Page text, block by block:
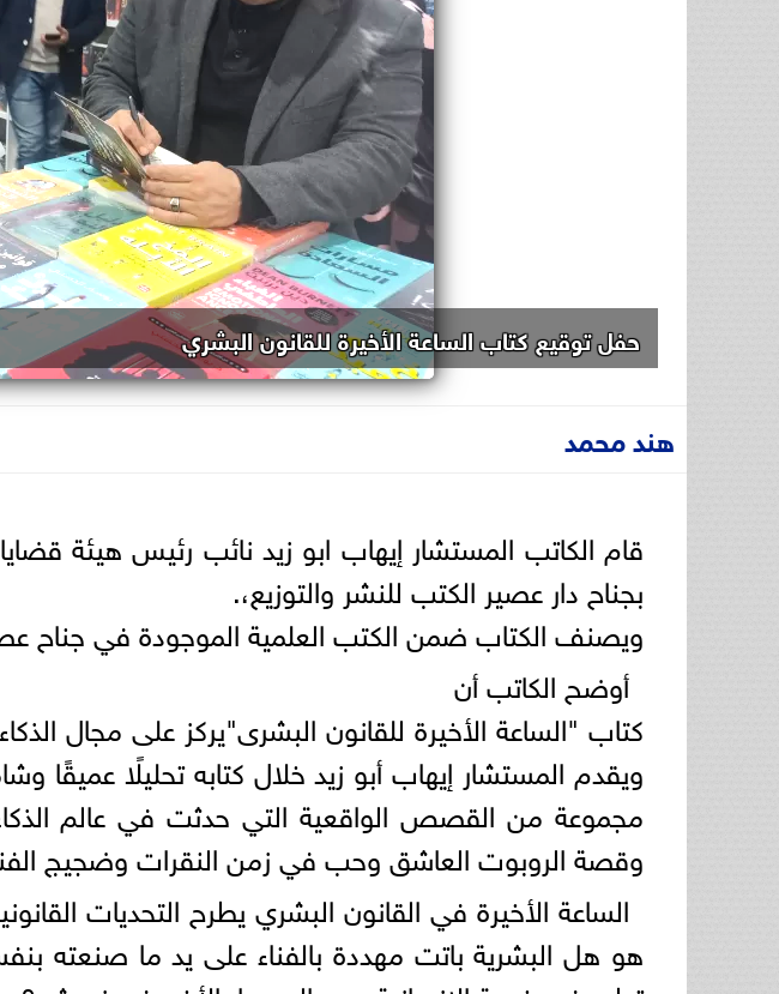
حفل توقيع كتاب الساعة الأخيرة للقانون البشري
هند محمد
قام الكاتب المستشار إيهاب ابو زيد نائب رئيس هيئة
بجناح دار عصير الكتب للنشر والتوزيع،.
ويصنف الكتاب ضمن الكتب العلمية الموجودة في جناح
أوضح الكاتب أن
كتاب "الساعة الأخيرة للقانون البشرى"يركز على مجال
ويقدم المستشار إيهاب أبو زيد خلال كتابه تحليلًا عميقًا
مجموعة من القصص الواقعية التي حدثت في عالم
وقصة الروبوت العاشق وحب في زمن النقرات وضجيج
الساعة الأخيرة في القانون البشري يطرح التحديات
هو هل البشرية باتت مهددة بالفناء على يد ما صنعته